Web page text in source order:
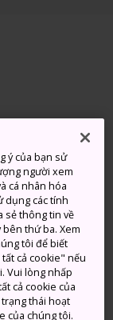
ra bởi
thế kỷ
ý của bạn sử
người xem
cá nhân hóa
dụng các tính
sẻ thông tin về
thứ ba. Xem
tôi để biết
cả cookie" nếu
Vui lòng nhấp
cả cookie của
thái hoạt
của chúng tôi.